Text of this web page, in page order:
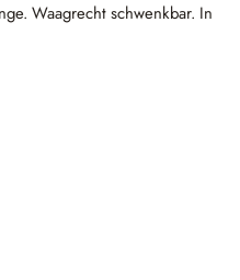
Waagrecht schwenkbar. In